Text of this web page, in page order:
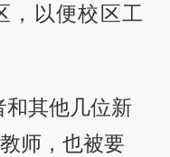
，以便校区工
和其他几位新
师，也被要